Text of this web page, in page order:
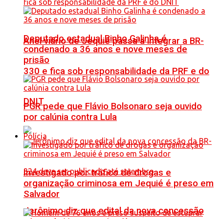
Anel viário de Jequié passa a integrar a BR-
330 e fica sob responsabilidade da PRF e do
DNIT
Jerônimo diz que edital da nova concessão
Deputado estadual Binho Galinha é
condenado a 36 anos e nove meses de
prisão
PGR pede que Flávio Bolsonaro seja ouvido
por calúnia contra Lula
Polícia
Investigado por tráfico de drogas e
organização criminosa em Jequié é preso em
Salvador